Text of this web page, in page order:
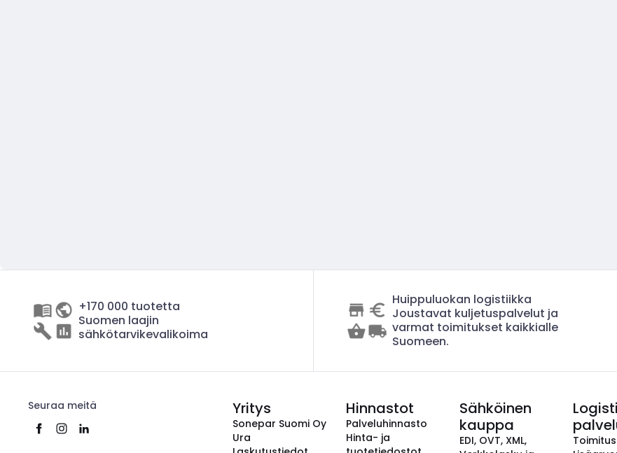
+170 000 tuotetta
Suomen laajin
sähkötarvikevalikoima
Huippuluokan logistiikka
Joustavat kuljetuspalvelut ja
varmat toimitukset kaikkialle
Suomeen.
Seuraa meitä Yritys
Sonepar Suomi Oy
Ura
Hinnastot
Palveluhinnasto
Hinta- ja
Sähköinen
kauppa
EDI, OVT, XML,